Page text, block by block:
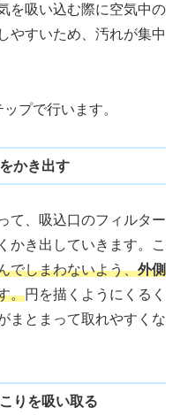
を吸い込む際に空気中の
やすいため、汚れが集中
プで行います。
かき出す
て、吸込口のフィルター
かき出していきます。こ
でしまわないよう、外側
。円を描くようにくるく
まとまって取れやすくな
りを吸い取る